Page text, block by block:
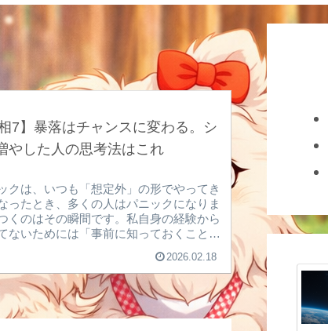
7】暴落はチャンスに変わる。シ
やした人の思考法はこれ
クは、いつも「想定外」の形でやってき
ったとき、多くの人はパニックになりま
くのはその瞬間です。私自身の経験から
ないためには「事前に知っておくこと」
を準備しておくべきなのかこれらを平時
はまったく変わります。このブログは、
共有でもあります。【2026年暴落説の
ョック”は来るのか？AIバブルと利下げ
こちら↓【2026年暴落説の真...
2026.02.18